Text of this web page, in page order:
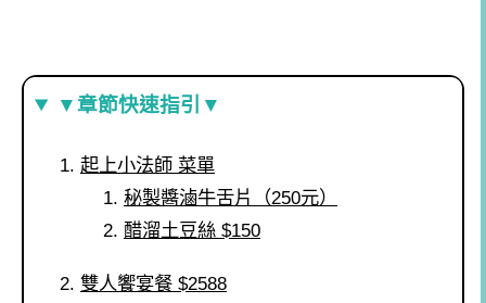
▼章節快速指引▼
起上小法師 菜單
秘製醬滷牛舌片（250元）
醋溜土豆絲 $150
雙人饗宴餐 $2588